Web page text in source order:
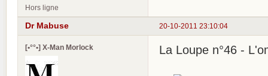
Hors ligne
20-10-2011 23:10:04
Dr Mabuse
[•°°•] X-Man Morlock La Loupe n°46 -